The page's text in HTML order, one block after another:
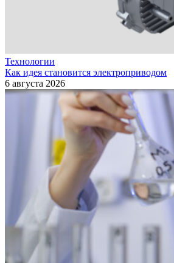
Технологии
Как идея становится электроприводом
6 августа 2026